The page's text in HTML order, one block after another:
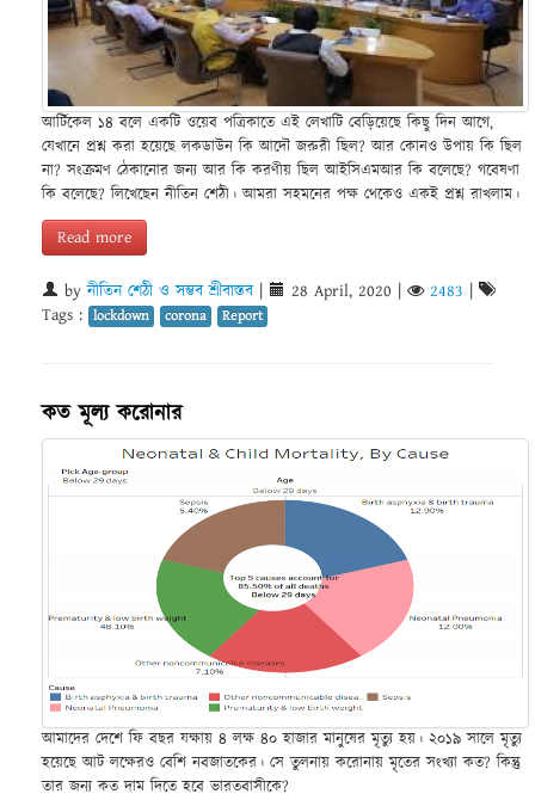
আর্টিকেল ১৪ বলে একটি ওয়েব পত্রিকাতে এই লেখাটি বেড়িয়েছে কিছু দিন আগে,
যেখানে প্রশ্ন করা হয়েছে লকডাউন কি আদৌ জরুরী ছিল? আর কোনও উপায় কি ছিল
না? সংক্রমণ ঠেকানোর জন্য আর কি করণীয় ছিল আইসিএমআর কি বলেছে? গবেষণা
কি বলেছে? লিখেছেন নীতিন শেঠী। আমরা সহমনের পক্ষ থেকেও একই প্রশ্ন রাখলাম।
Read more
byনীতিন শেঠী ও সম্ভব শ্রীবাস্তব| 28 April, 2020 | 2483 |
Tags : lockdown corona Report
কত মূল্য করোনার
আমাদের দেশে ফি বছর যক্ষায় ৪ লক্ষ ৪০ হাজার মানুষের মৃত্যু হয়। ২০১৯ সালে মৃত্যু
হয়েছে আট লক্ষেরও বেশি নবজাতকের। সে তুলনায় করোনায় মৃতের সংখ্যা কত? কিন্তু
তার জন্য কত দাম দিতে হবে ভারতবাসীকে?